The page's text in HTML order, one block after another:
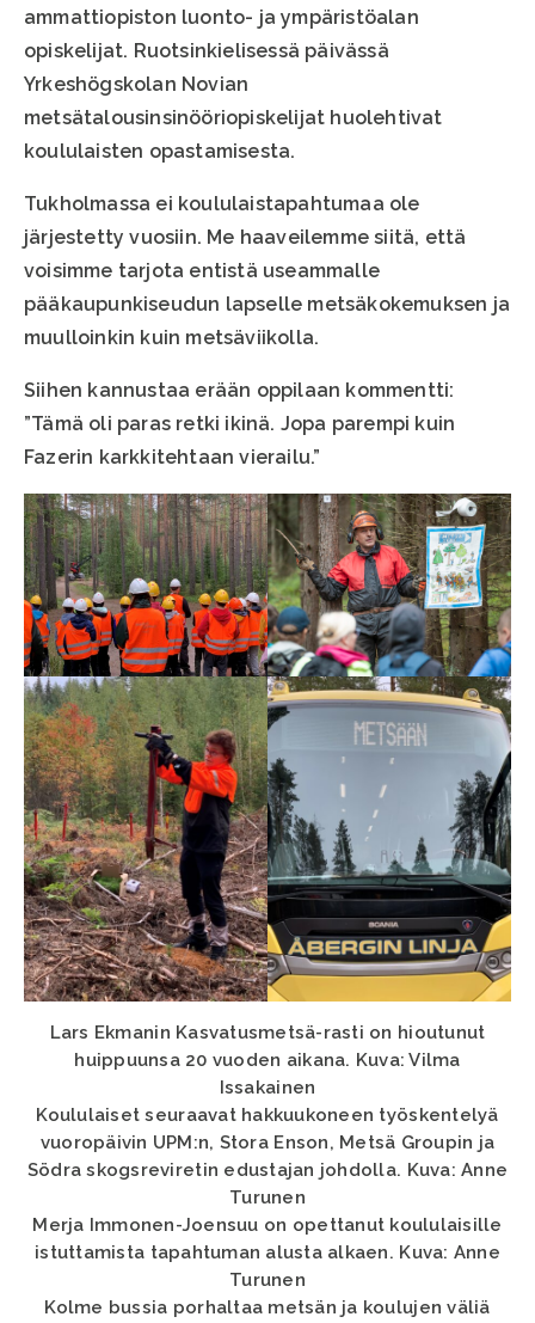
ammattiopiston luonto- ja ympäristöalan
opiskelijat. Ruotsinkielisessä päivässä
Yrkeshögskolan Novian
metsätalousinsinööriopiskelijat huolehtivat
koululaisten opastamisesta.
Tukholmassa ei koululaistapahtumaa ole
järjestetty vuosiin. Me haaveilemme siitä, että
voisimme tarjota entistä useammalle
pääkaupunkiseudun lapselle metsäkokemuksen ja
muulloinkin kuin metsäviikolla.
Siihen kannustaa erään oppilaan kommentti:
”Tämä oli paras retki ikinä. Jopa parempi kuin
Fazerin karkkitehtaan vierailu.”
Lars Ekmanin Kasvatusmetsä-rasti on hioutunut
huippuunsa 20 vuoden aikana. Kuva: Vilma
Issakainen
Koululaiset seuraavat hakkuukoneen työskentelyä
vuoropäivin UPM:n, Stora Enson, Metsä Groupin ja
Södra skogsreviretin edustajan johdolla. Kuva: Anne
Turunen
Merja Immonen-Joensuu on opettanut koululaisille
istuttamista tapahtuman alusta alkaen. Kuva: Anne
Turunen
Kolme bussia porhaltaa metsän ja koulujen väliä